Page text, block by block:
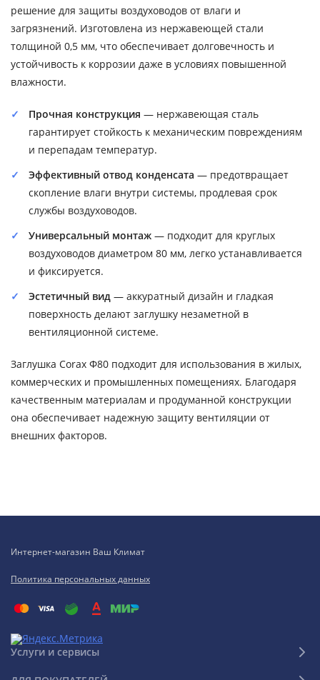
решение для защиты воздуховодов от влаги и
загрязнений. Изготовлена из нержавеющей стали
толщиной 0,5 мм, что обеспечивает долговечность и
устойчивость к коррозии даже в условиях повышенной
влажности.
Прочная конструкция — нержавеющая сталь
гарантирует стойкость к механическим повреждениям
и перепадам температур.
Эффективный отвод конденсата — предотвращает
скопление влаги внутри системы, продлевая срок
службы воздуховодов.
Универсальный монтаж — подходит для круглых
воздуховодов диаметром 80 мм, легко устанавливается
и фиксируется.
Эстетичный вид — аккуратный дизайн и гладкая
поверхность делают заглушку незаметной в
вентиляционной системе.
Заглушка Corax Ф80 подходит для использования в жилых,
коммерческих и промышленных помещениях. Благодаря
качественным материалам и продуманной конструкции
она обеспечивает надежную защиту вентиляции от
внешних факторов.
Интернет-магазин Ваш Климат
Политика персональных данных
Услуги и сервисы